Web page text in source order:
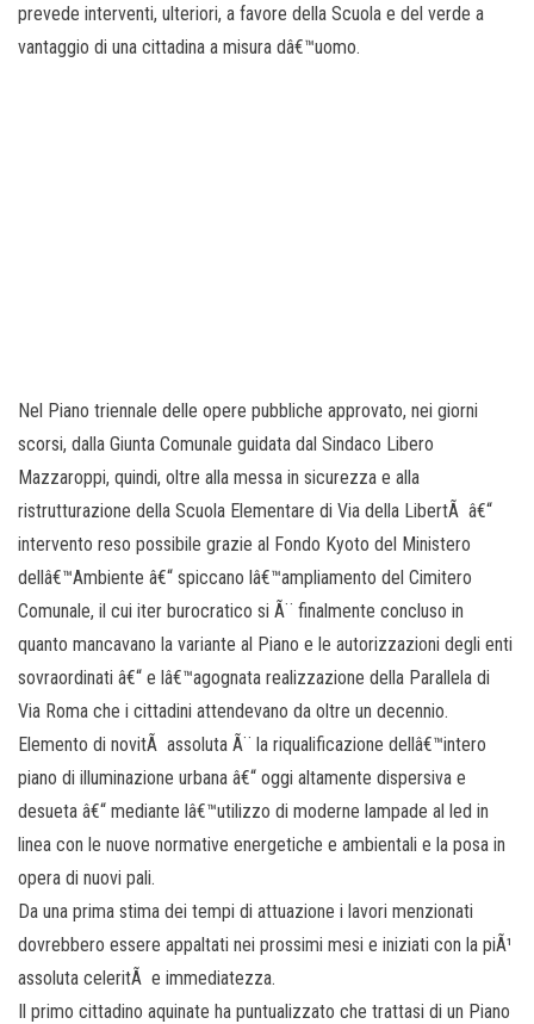
prevede interventi, ulteriori, a favore della Scuola e del verde a
vantaggio di una cittadina a misura dâ€™uomo.
Nel Piano triennale delle opere pubbliche approvato, nei giorni
scorsi, dalla Giunta Comunale guidata dal Sindaco Libero
Mazzaroppi, quindi, oltre alla messa in sicurezza e alla
ristrutturazione della Scuola Elementare di Via della LibertÃ â€“
intervento reso possibile grazie al Fondo Kyoto del Ministero
dellâ€™Ambiente â€“ spiccano lâ€™ampliamento del Cimitero
Comunale, il cui iter burocratico si Ã¨ finalmente concluso in
quanto mancavano la variante al Piano e le autorizzazioni degli enti
sovraordinati â€“ e lâ€™agognata realizzazione della Parallela di
Via Roma che i cittadini attendevano da oltre un decennio.
Elemento di novitÃ assoluta Ã¨ la riqualificazione dellâ€™intero
piano di illuminazione urbana â€“ oggi altamente dispersiva e
desueta â€“ mediante lâ€™utilizzo di moderne lampade al led in
linea con le nuove normative energetiche e ambientali e la posa in
opera di nuovi pali.
Da una prima stima dei tempi di attuazione i lavori menzionati
dovrebbero essere appaltati nei prossimi mesi e iniziati con la piÃ¹
assoluta celeritÃ e immediatezza.
Il primo cittadino aquinate ha puntualizzato che trattasi di un Piano